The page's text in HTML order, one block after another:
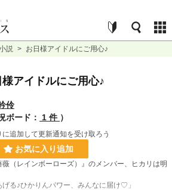
説 > お日様アイドルにご用心♪
アイドルにご用心♪
伶
ボード：
1 件 ）
に追加して更新通知を受け取ろう
お気に入り追加
（レインボーローズ）』のメンバー、ヒカリは明
げる♪ひかりんパワー、みんなに届け♡」